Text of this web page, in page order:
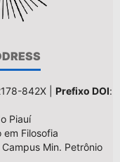
842X | Prefixo DOI:
Piauí
Filosofia
Min. Petrônio